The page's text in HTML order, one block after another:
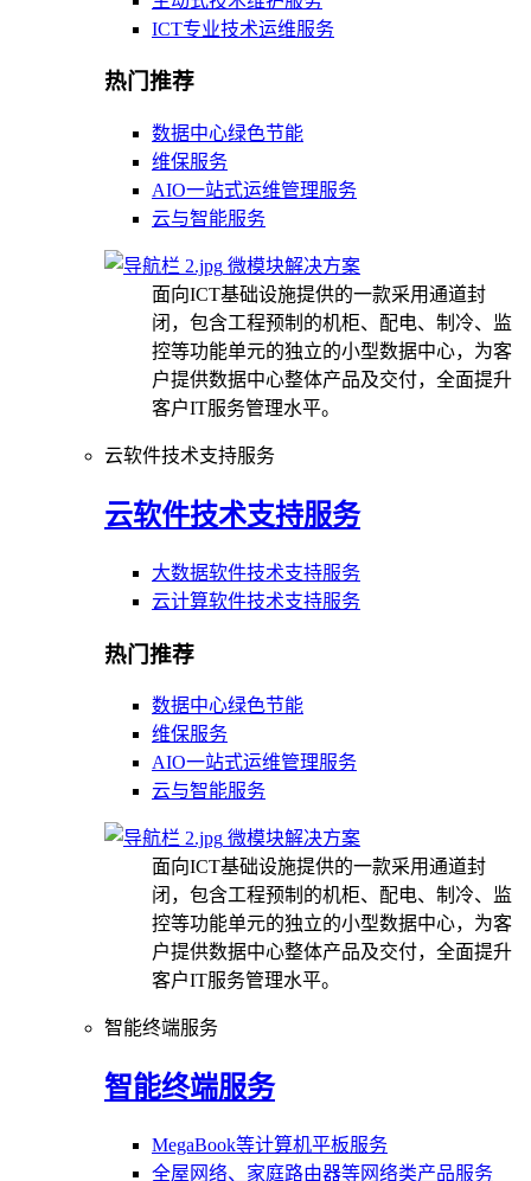
ICT专业技术运维服务
热门推荐
数据中心绿色节能
维保服务
AIO一站式运维管理服务
云与智能服务
微模块解决方案
面向ICT基础设施提供的一款采用通道封
闭，包含工程预制的机柜、配电、制冷、监
控等功能单元的独立的小型数据中心，为客
户提供数据中心整体产品及交付，全面提升
客户IT服务管理水平。
云软件技术支持服务
云软件技术支持服务
大数据软件技术支持服务
云计算软件技术支持服务
热门推荐
数据中心绿色节能
维保服务
AIO一站式运维管理服务
云与智能服务
微模块解决方案
面向ICT基础设施提供的一款采用通道封
闭，包含工程预制的机柜、配电、制冷、监
控等功能单元的独立的小型数据中心，为客
户提供数据中心整体产品及交付，全面提升
客户IT服务管理水平。
智能终端服务
智能终端服务
MegaBook等计算机平板服务
全屋网络、家庭路由器等网络类产品服务